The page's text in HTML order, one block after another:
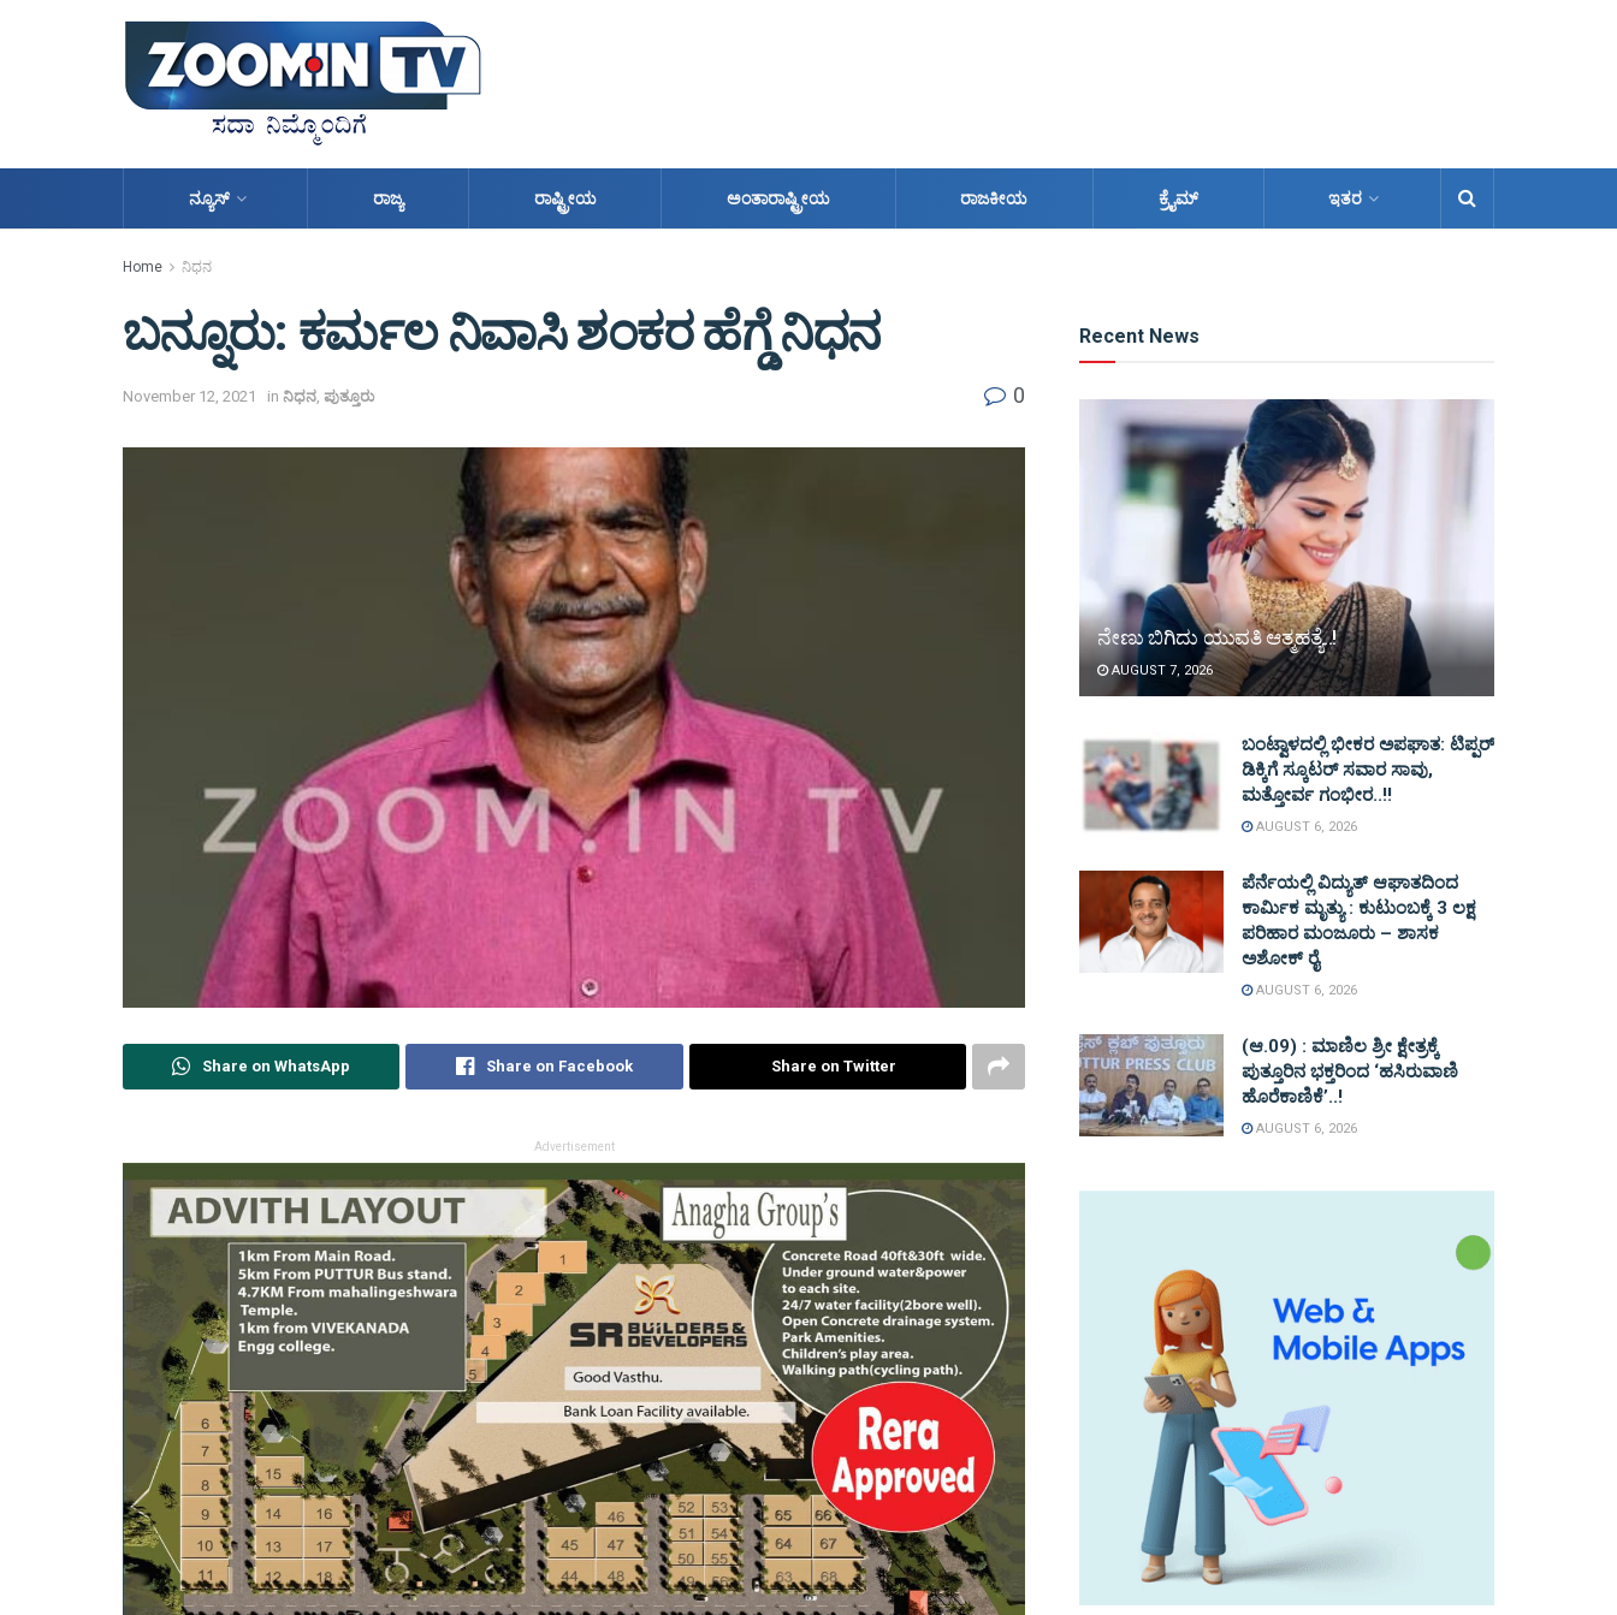
ನ್ಯೂಸ್ ರಾಜ್ಯ ರಾಷ್ಟ್ರೀಯ ಅಂತಾರಾಷ್ಟ್ರೀಯ ರಾಜಕೀಯ ಕ್ರೈಮ್ ಇತರ
Home ನಿಧನ
ಬನ್ನೂರು: ಕರ್ಮಲ ನಿವಾಸಿ ಶಂಕರ ಹೆಗ್ಡೆ ನಿಧನ
November 12, 2021 in ನಿಧನ ಪುತ್ತೂರು 0
Share on WhatsApp Share on Facebook Share on Twitter
Advertisement
Recent News
ನೇಣು ಬಿಗಿದು ಯುವತಿ ಆತ್ಮಹತ್ಯೆ..!
AUGUST 7, 2026
ಬಂಟ್ವಾಳದಲ್ಲಿ ಭೀಕರ ಅಪಘಾತ: ಟಿಪ್ಪರ್
ಡಿಕ್ಕಿಗೆ ಸ್ಕೂಟರ್ ಸವಾರ ಸಾವು,
ಮತ್ತೋರ್ವ ಗಂಭೀರ..!!
AUGUST 6, 2026
ಪೆರ್ನೆಯಲ್ಲಿ ವಿದ್ಯುತ್ ಆಘಾತದಿಂದ
ಕಾರ್ಮಿಕ ಮೃತ್ಯು : ಕುಟುಂಬಕ್ಕೆ 3 ಲಕ್ಷ
ಪರಿಹಾರ ಮಂಜೂರು – ಶಾಸಕ
ಅಶೋಕ್ ರೈ
AUGUST 6, 2026
(ಆ.09) : ಮಾಣಿಲ ಶ್ರೀ ಕ್ಷೇತ್ರಕ್ಕೆ
ಪುತ್ತೂರಿನ ಭಕ್ತರಿಂದ ‘ಹಸಿರುವಾಣಿ
ಹೊರೆಕಾಣಿಕೆ’..!
AUGUST 6, 2026